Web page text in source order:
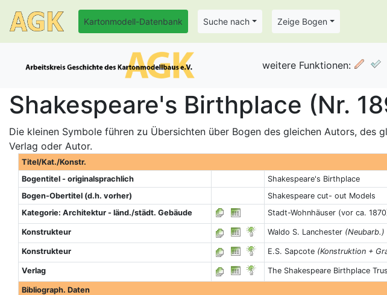
Kartonmodell-Datenbank Suche nach Zeige Bogen
weitere Funktionen:
Shakespeare's Birthplace (Nr.
Die kleinen Symbole führen zu Übersichten über Bogen des gleichen Autors,
Verlag oder Autor.
Titel/Kat./Konstr.
Bogentitel - originalsprachlich
Shakespeare's Birthplace
Bogen-Obertitel (d.h. vorher)
Shakespeare cut- out Models
Kategorie: Architektur - länd./städt. Gebäude
Stadt-Wohnhäuser (vor ca.
Konstrukteur Waldo S. Lanchester (Neubarb.)
Konstrukteur E.S. Sapcote (Konstruktion +
Verlag The Shakespeare Birthplace
Bibliograph. Daten